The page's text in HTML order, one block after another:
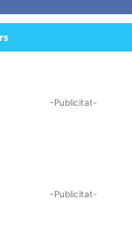
-Publicitat-
-Publicitat-